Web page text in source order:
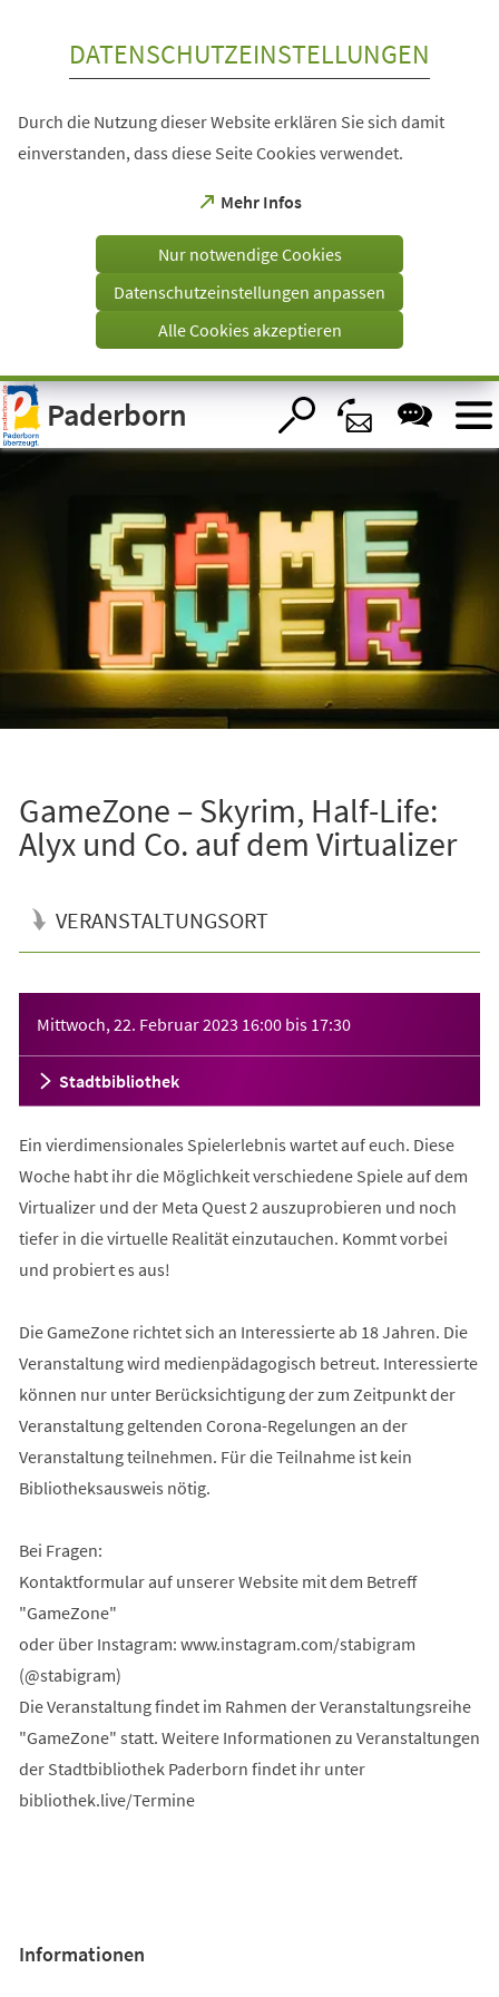
Visuelle
Assistenzsoftware
öffnen.
DATENSCHUTZEINSTELLUNGEN
Durch die Nutzung dieser Website erklären Sie sich damit
einverstanden, dass diese Seite Cookies verwendet.
Mehr Infos
(Öffnet
einem
Tab)
Nur notwendige Cookies
Datenschutzeinstellungen anpassen
Alle Cookies akzeptieren
Paderborn
GameZone – Skyrim, Half-Life:
Alyx und Co. auf dem Virtualizer
VERANSTALTUNGSORT
Mittwoch, 22. Februar 2023 16:00 bis 17:30
Stadtbibliothek
Ein vierdimensionales Spielerlebnis wartet auf euch. Diese
Woche habt ihr die Möglichkeit verschiedene Spiele auf dem
Virtualizer und der Meta Quest 2 auszuprobieren und noch
tiefer in die virtuelle Realität einzutauchen. Kommt vorbei
und probiert es aus!
Die GameZone richtet sich an Interessierte ab 18 Jahren. Die
Veranstaltung wird medienpädagogisch betreut. Interessierte
können nur unter Berücksichtigung der zum Zeitpunkt der
Veranstaltung geltenden Corona-Regelungen an der
Veranstaltung teilnehmen. Für die Teilnahme ist kein
Bibliotheksausweis nötig.
Bei Fragen:
Kontaktformular auf unserer Website mit dem Betreff
"GameZone"
oder über Instagram: www.instagram.com/stabigram
(@stabigram)
Die Veranstaltung findet im Rahmen der Veranstaltungsreihe
"GameZone" statt. Weitere Informationen zu Veranstaltungen
der Stadtbibliothek Paderborn findet ihr unter
bibliothek.live/Termine
Informationen